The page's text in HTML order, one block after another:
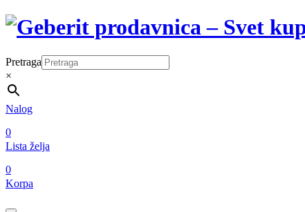
Pretraga
×
Nalog
0
Lista želja
0
Korpa